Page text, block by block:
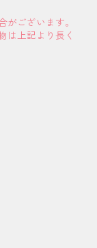
ございます。
は上記より長く